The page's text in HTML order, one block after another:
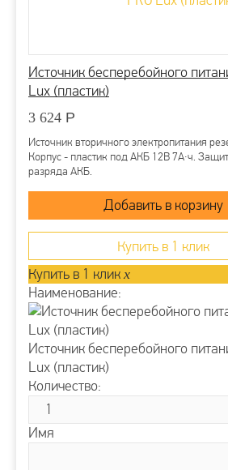
Комплекты СКУД
Электрические
Источник бесперебойного
Lux (пластик)
3 624 Р
Источник вторичного электропитания
Корпус - пластик под АКБ 12В 7А∙ч.
разряда АКБ.
Купить в 1 клик
Купить в 1 клик x
Наименование:
Источник бесперебойного
Lux (пластик)
Количество:
Имя